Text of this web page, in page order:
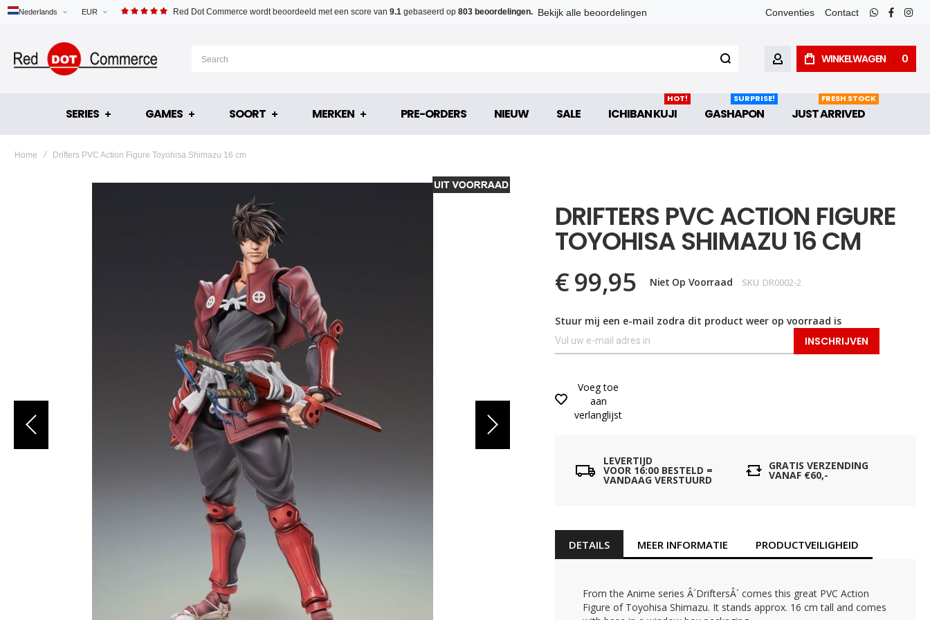
EUR
Nederlands Red Dot Commerce wordt beoordeeld met een score van 9.1 gebaseerd op 803 beoordelingen. Bekijk alle beoordelingen Conventies Contact
whatsapp
facebook
ACCOUNTWINKELWAGEN 0
SERIES GAMES SOORT MERKEN PRE-ORDERS NIEUW SALE ICHIBAN KUJI
HOT!
GASHAPON
SURPRISE!
JUST ARRIVED
FRESH STOCK
Home Drifters PVC Action Figure Toyohisa Shimazu 16 cm
DRIFTERS PVC ACTION FIGURE
TOYOHISA SHIMAZU 16 CM
€ 99,95 Niet Op Voorraad SKU DR0002-2
Stuur mij een e-mail zodra dit product weer op voorraad is
INSCHRIJVEN
Voeg toe
aan
verlanglijst
LEVERTIJD
VOOR 16:00 BESTELD =
VANDAAG VERSTUURD
GRATIS VERZENDING
VANAF €60,-
DETAILS
From the Anime series Â´DriftersÂ´ comes this great PVC Action
Figure of Toyohisa Shimazu. It stands approx. 16 cm tall and comes
MEER INFORMATIE PRODUCTVEILIGHEID